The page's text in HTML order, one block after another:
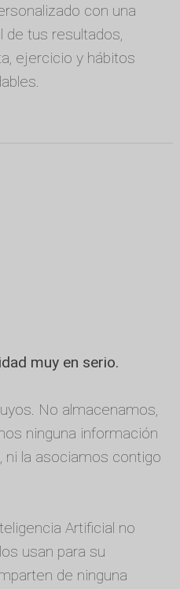
con una
de tus resultados,
ejercicio y hábitos
muy en serio.
No almacenamos,
ninguna información
ni la asociamos contigo
Artificial no
usan para su
de ninguna